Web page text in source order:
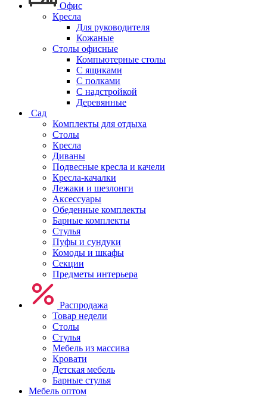
Офис
Кресла
Для руководителя
Кожаные
Столы офисные
Компьютерные столы
С ящиками
С полками
С надстройкой
Деревянные
Сад
Комплекты для отдыха
Столы
Кресла
Диваны
Подвесные кресла и качели
Кресла-качалки
Лежаки и шезлонги
Аксессуары
Обеденные комплекты
Барные комплекты
Стулья
Пуфы и сундуки
Комоды и шкафы
Секции
Предметы интерьера
Распродажа
Товар недели
Столы
Стулья
Мебель из массива
Кровати
Детская мебель
Барные стулья
Мебель оптом